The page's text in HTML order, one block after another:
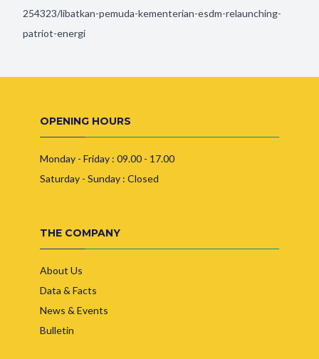
254323/libatkan-pemuda-kementerian-esdm-relaunching-
patriot-energi
OPENING HOURS
Monday - Friday : 09.00 - 17.00
Saturday - Sunday : Closed
THE COMPANY
About Us
Data & Facts
News & Events
Bulletin